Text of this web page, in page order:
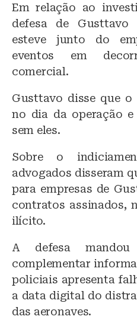
Em relação ao
defesa de
esteve junto do
eventos em
comercial.
Gusttavo disse que
no dia da operação
sem eles.
Sobre o
advogados disseram
para empresas de
contratos assinados,
ilícito.
A defesa
complementar
policiais apresenta
a data digital do
das aeronaves.